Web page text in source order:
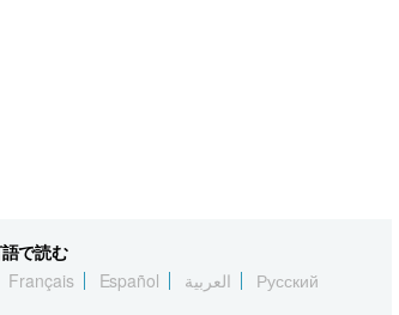
で読む
Français Español العربية Русский